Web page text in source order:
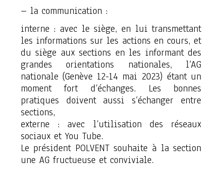
– la communication :
interne : avec le siège, en lui transmettant
les informations sur les actions en cours, et
du siège aux sections en les informant des
grandes orientations nationales, l’AG
nationale (Genève 12-14 mai 2023) étant un
moment fort d’échanges. Les bonnes
pratiques doivent aussi s’échanger entre
sections,
externe : avec l’utilisation des réseaux
sociaux et You Tube.
Le président POLVENT souhaite à la section
une AG fructueuse et conviviale.